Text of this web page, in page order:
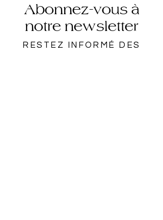
Abonnez-vous à
notre newsletter
RESTEZ INFORMÉ DES